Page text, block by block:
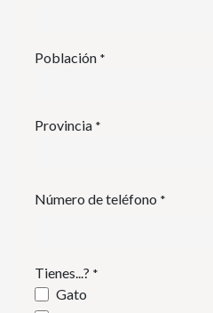
Población *
Provincia *
Número de teléfono *
Tienes...? *
Gato